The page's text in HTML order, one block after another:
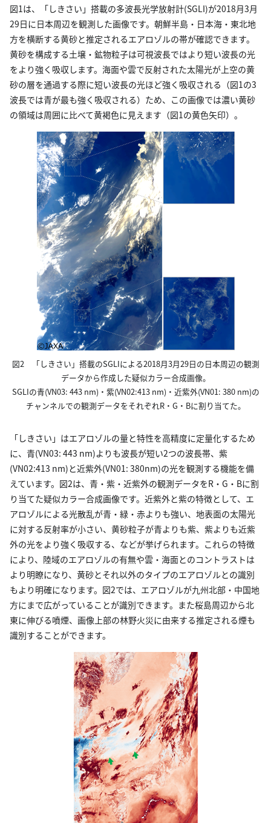
図1は、「しきさい」搭載の多波長光学放射計(SGLI)が2018月3月
29日に日本周辺を観測した画像です。朝鮮半島・日本海・東北地
方を横断する黄砂と推定されるエアロゾルの帯が確認できます。
黄砂を構成する土壌・鉱物粒子は可視波長ではより短い波長の光
をより強く吸収します。海面や雲で反射された太陽光が上空の黄
砂の層を通過する際に短い波長の光ほど強く吸収される（図1の3
波長では青が最も強く吸収される）ため、この画像では濃い黄砂
の領域は周囲に比べて黄褐色に見えます（図1の黄色矢印）。
図2 「しきさい」搭載のSGLIによる2018月3月29日の日本周辺の観測
データから作成した疑似カラー合成画像。
SGLIの青(VN03: 443 nm)・紫(VN02:413 nm)・近紫外(VN01: 380 nm)の
チャンネルでの観測データをそれぞれR・G・Bに割り当てた。
「しきさい」はエアロゾルの量と特性を高精度に定量化するため
に、青(VN03: 443 nm)よりも波長が短い2つの波長帯、紫
(VN02:413 nm)と近紫外(VN01: 380nm)の光を観測する機能を備
えています。図2は、青・紫・近紫外の観測データをR・G・Bに割
り当てた疑似カラー合成画像です。近紫外と紫の特徴として、エ
アロゾルによる光散乱が青・緑・赤よりも強い、地表面の太陽光
に対する反射率が小さい、黄砂粒子が青よりも紫、紫よりも近紫
外の光をより強く吸収する、などが挙げられます。これらの特徴
により、陸域のエアロゾルの有無や雲・海面とのコントラストは
より明瞭になり、黄砂とそれ以外のタイプのエアロゾルとの識別
もより明確になります。図2では、エアロゾルが九州北部・中国地
方にまで広がっていることが識別できます。また桜島周辺から北
東に伸びる噴煙、画像上部の林野火災に由来する推定される煙も
識別することができます。